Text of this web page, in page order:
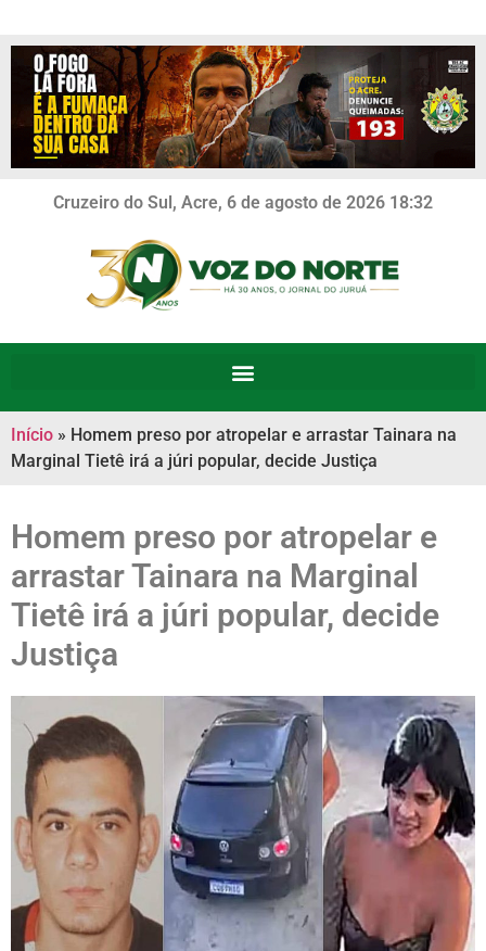
Cruzeiro do Sul, Acre, 6 de agosto de 2026 18:32
Início » Homem preso por atropelar e arrastar Tainara na
Marginal Tietê irá a júri popular, decide Justiça
Homem preso por atropelar e
arrastar Tainara na Marginal
Tietê irá a júri popular, decide
Justiça